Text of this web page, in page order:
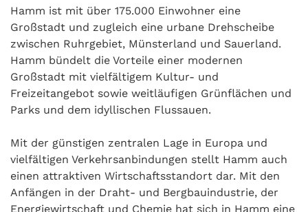
Hamm ist mit über 175.000 Einwohner eine
Großstadt und zugleich eine urbane Drehscheibe
zwischen Ruhrgebiet, Münsterland und Sauerland.
Hamm bündelt die Vorteile einer modernen
Großstadt mit vielfältigem Kultur- und
Freizeitangebot sowie weitläufigen Grünflächen und
Parks und dem idyllischen Flussauen.
Mit der günstigen zentralen Lage in Europa und
vielfältigen Verkehrsanbindungen stellt Hamm auch
einen attraktiven Wirtschaftsstandort dar. Mit den
Anfängen in der Draht- und Bergbauindustrie, der
Energiewirtschaft und Chemie hat sich in Hamm eine